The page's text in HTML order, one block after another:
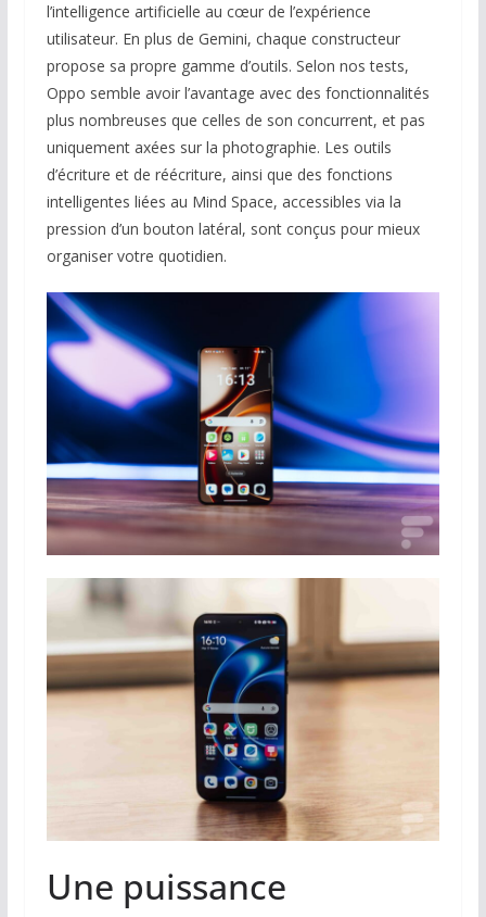
l’intelligence artificielle au cœur de l’expérience
utilisateur. En plus de Gemini, chaque constructeur
propose sa propre gamme d’outils. Selon nos tests,
Oppo semble avoir l’avantage avec des fonctionnalités
plus nombreuses que celles de son concurrent, et pas
uniquement axées sur la photographie. Les outils
d’écriture et de réécriture, ainsi que des fonctions
intelligentes liées au Mind Space, accessibles via la
pression d’un bouton latéral, sont conçus pour mieux
organiser votre quotidien.
Une puissance